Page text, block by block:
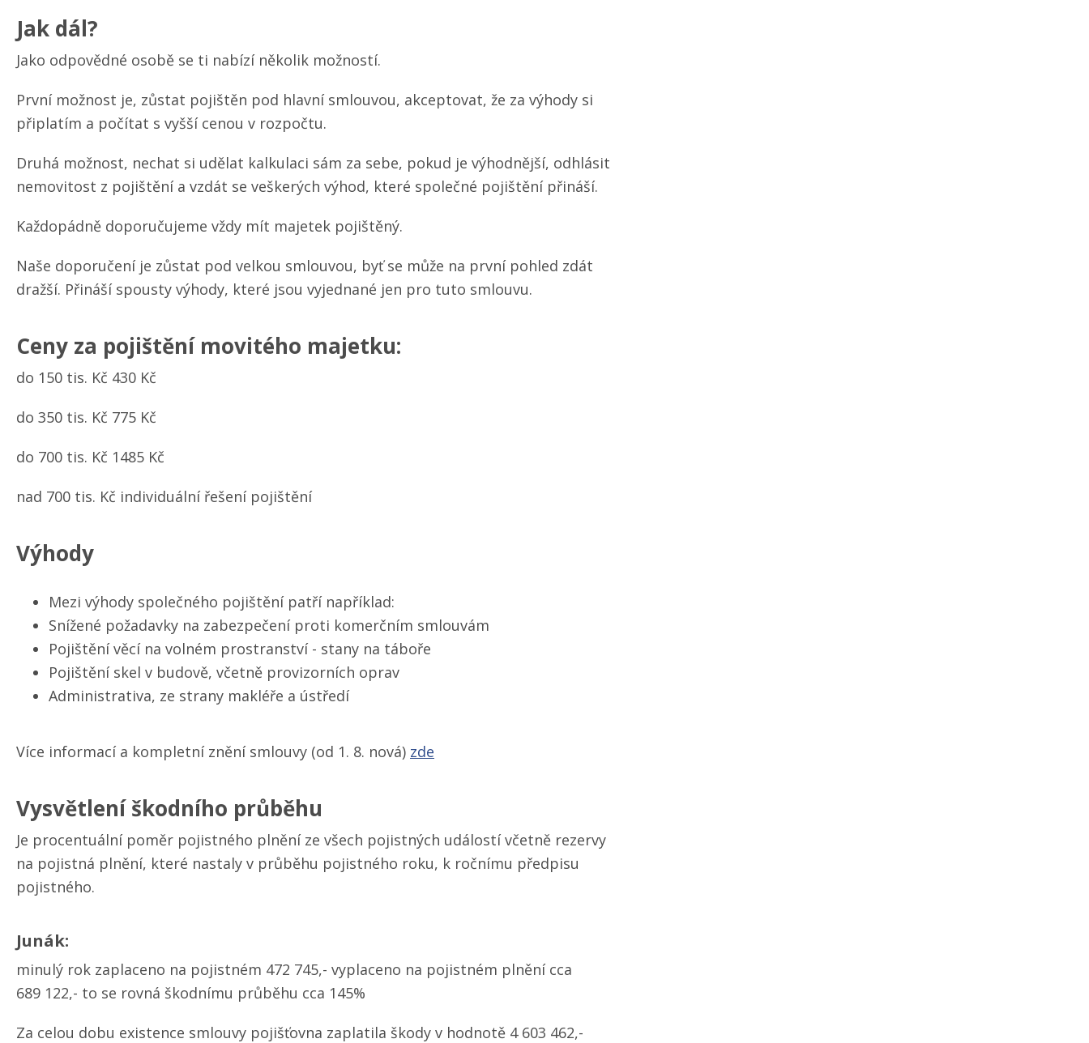
Jak dál?
Jako odpovědné osobě se ti nabízí několik možností.
První možnost je, zůstat pojištěn pod hlavní smlouvou, akceptovat, že za výhody si
připlatím a počítat s vyšší cenou v rozpočtu.
Druhá možnost, nechat si udělat kalkulaci sám za sebe, pokud je výhodnější, odhlásit
nemovitost z pojištění a vzdát se veškerých výhod, které společné pojištění přináší.
Každopádně doporučujeme vždy mít majetek pojištěný.
Naše doporučení je zůstat pod velkou smlouvou, byť se může na první pohled zdát
dražší. Přináší spousty výhody, které jsou vyjednané jen pro tuto smlouvu.
Ceny za pojištění movitého majetku:
do 150 tis. Kč 430 Kč
do 350 tis. Kč 775 Kč
do 700 tis. Kč 1485 Kč
nad 700 tis. Kč individuální řešení pojištění
Výhody
Mezi výhody společného pojištění patří například:
Snížené požadavky na zabezpečení proti komerčním smlouvám
Pojištění věcí na volném prostranství - stany na táboře
Pojištění skel v budově, včetně provizorních oprav
Administrativa, ze strany makléře a ústředí
Více informací a kompletní znění smlouvy (od 1. 8. nová) zde
Vysvětlení škodního průběhu
Je procentuální poměr pojistného plnění ze všech pojistných událostí včetně rezervy
na pojistná plnění, které nastaly v průběhu pojistného roku, k ročnímu předpisu
pojistného.
Junák:
minulý rok zaplaceno na pojistném 472 745,- vyplaceno na pojistném plnění cca
689 122,- to se rovná škodnímu průběhu cca 145%
Za celou dobu existence smlouvy pojišťovna zaplatila škody v hodnotě 4 603 462,-